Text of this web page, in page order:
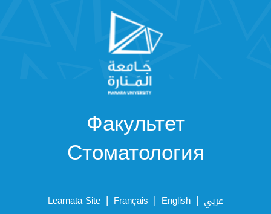
Факультет
Стоматология
Learnata Site | Français | English | عربي